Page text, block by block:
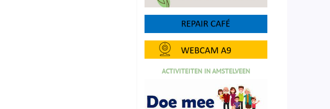
ACTIVITEITEN IN AMSTELVEEN